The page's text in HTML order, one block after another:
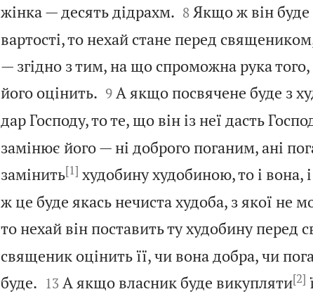
жінка — десять дідрахм.
8 Якщо ж він буде
вартості, то нехай стане перед
— згідно з тим, на що спроможна рука
його оцінить.
9 А якщо посвячене буде з
дар Господу, то те, що він із неї дасть
замінює його — ні доброго поганим, ані
замінить[1] худобину худобиною, то і вона, і
ж це буде якась нечиста худоба, з якої не
то нехай він поставить ту худобину перед
священик оцінить її, чи вона добра, чи
буде.
13 А якщо власник буде викупляти[2]